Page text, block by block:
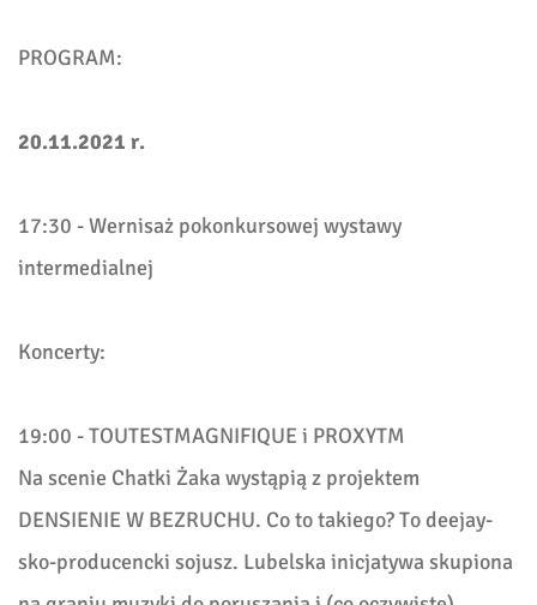
PROGRAM:
20.11.2021 r.
17:30 - Wernisaż pokonkursowej wystawy
intermedialnej
Koncerty:
19:00 - TOUTESTMAGNIFIQUE i PROXYTM
Na scenie Chatki Żaka wystąpią z projektem
DENSIENIE W BEZRUCHU. Co to takiego? To deejay-
sko-producencki sojusz. Lubelska inicjatywa skupiona